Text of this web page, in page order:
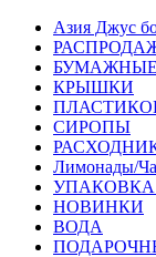
Азия Джус
КРЫШКИ
СИРОПЫ
Лимонады/
НОВИНКИ
ВОДА